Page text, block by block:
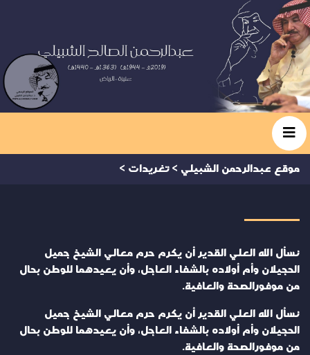
موقع عبدالرحمن الشبيلي > تغريدات >
نسأل الله العلي القدير أن يكرم حرم معالي الشيخ جميل
الحجيلان وأم أولاده بالشفاء العاجل، وأن يعيدهما للوطن بحال
من موفورالصحة والعافية.
نسأل الله العلي القدير أن يكرم حرم معالي الشيخ جميل
الحجيلان وأم أولاده بالشفاء العاجل، وأن يعيدهما للوطن بحال
من موفورالصحة والعافية.